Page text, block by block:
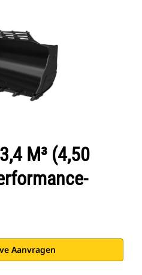
M³ (4,50
Aanvragen